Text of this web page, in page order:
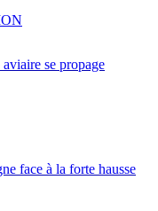
se propage
face à la forte hausse